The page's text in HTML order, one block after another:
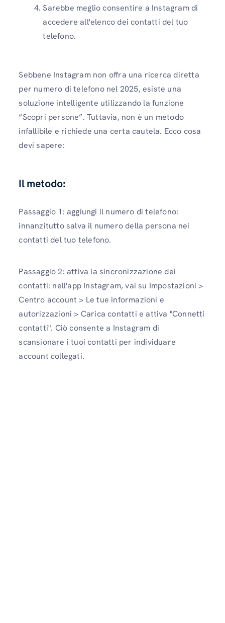
Sarebbe meglio consentire a Instagram di
accedere all'elenco dei contatti del tuo
telefono.
Sebbene Instagram non offra una ricerca diretta
per numero di telefono nel 2025, esiste una
soluzione intelligente utilizzando la funzione
“Scopri persone”. Tuttavia, non è un metodo
infallibile e richiede una certa cautela. Ecco cosa
devi sapere:
Il metodo:
Passaggio 1: aggiungi il numero di telefono:
innanzitutto salva il numero della persona nei
contatti del tuo telefono.
Passaggio 2: attiva la sincronizzazione dei
contatti: nell'app Instagram, vai su Impostazioni >
Centro account > Le tue informazioni e
autorizzazioni > Carica contatti e attiva "Connetti
contatti". Ciò consente a Instagram di
scansionare i tuoi contatti per individuare
account collegati.